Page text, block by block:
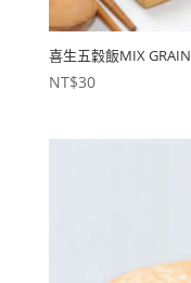
喜生五穀飯MIX
NT$30